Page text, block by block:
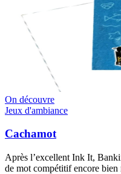
On découvre
Jeux d'ambiance
Cachamot
Après l’excellent Ink It,
de mot compétitif encore